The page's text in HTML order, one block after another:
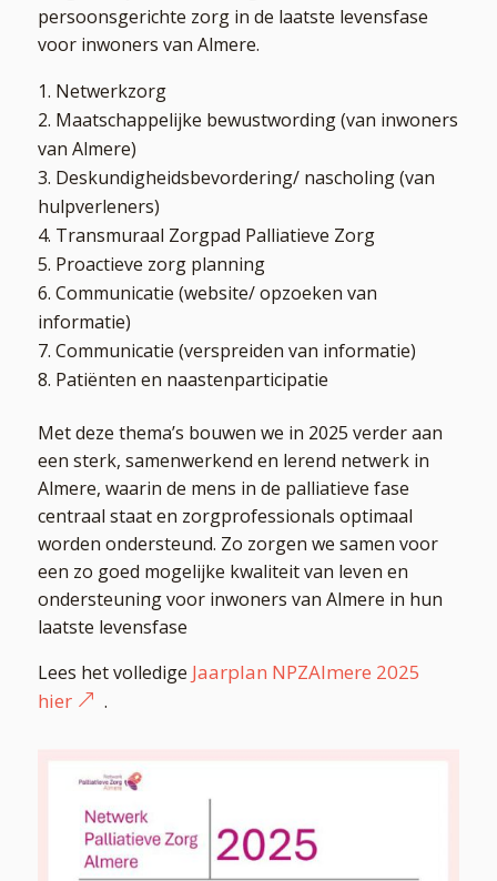
persoonsgerichte zorg in de laatste levensfase
voor inwoners van Almere.
Netwerkzorg
Maatschappelijke bewustwording (van inwoners
van Almere)
Deskundigheidsbevordering/ nascholing (van
hulpverleners)
Transmuraal Zorgpad Palliatieve Zorg
Proactieve zorg planning
Communicatie (website/ opzoeken van
informatie)
Communicatie (verspreiden van informatie)
Patiënten en naastenparticipatie
Met deze thema’s bouwen we in 2025 verder aan
een sterk, samenwerkend en lerend netwerk in
Almere, waarin de mens in de palliatieve fase
centraal staat en zorgprofessionals optimaal
worden ondersteund. Zo zorgen we samen voor
een zo goed mogelijke kwaliteit van leven en
ondersteuning voor inwoners van Almere in hun
laatste levensfase
Lees het volledige Jaarplan NPZAlmere 2025
hier
.